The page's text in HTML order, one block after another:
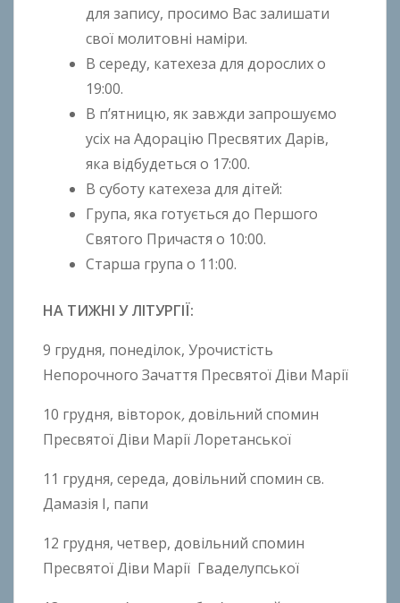
для запису, просимо Вас залишати
свої молитовні наміри.
В середу, катехеза для дорослих о
19:00.
В п’ятницю, як завжди запрошуємо
усіх на Адорацію Пресвятих Дарів,
яка відбудеться о 17:00.
В суботу катехезa для дітей:
Група, яка готується до Першого
Святого Причастя o 10:00.
Старша група o 11:00.
НА ТИЖНІ У ЛІТУРГІЇ:
9 грудня, понеділок, Урочистість
Непорочного Зачаття Пресвятої Діви Марії
10 грудня, вівторок,довільний спомин
Пресвятої Діви Марії Лоретанської
11 грудня, середа, довільний спомин св.
Дамазія І, папи
12 грудня, четвер, довільний спомин
Пресвятої Діви Марії Гваделупської